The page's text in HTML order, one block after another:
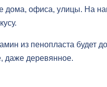
офиса, улицы. На
из пенопласта будет
даже деревянное.